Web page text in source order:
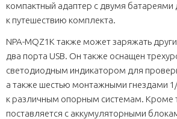
компактный адаптер с двумя батареями
к путешествию комплекта.
NPA-MQZ1K также может заряжать
два порта USB. Он также оснащен
светодиодным индикатором для
а также шестью монтажными гнездами
к различным опорным системам. Кроме
поставляется с аккумуляторными